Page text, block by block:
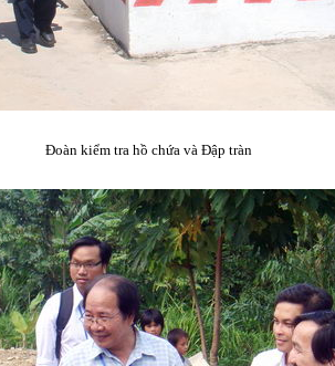
Đoàn kiểm tra hồ chứa và Đập tràn